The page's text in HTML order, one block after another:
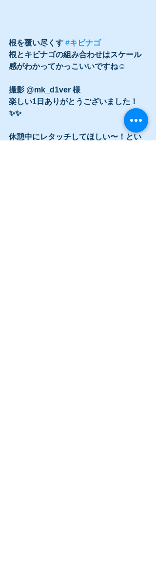
根を覆い尽くす #キビナゴ
根とキビナゴの組み合わせはスケール
感がわかってかっこいいですね☺️
撮影 @mk_d1ver 様
楽しい1日ありがとうございました！
✨✨
休憩中にレタッチしてほしい〜！とい